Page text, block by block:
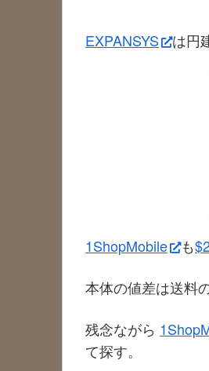
EXPANSYS は円
1ShopMobile も
本体の値差は送料
残念ながら
て探す。